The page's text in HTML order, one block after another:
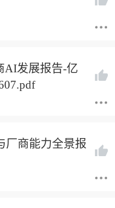
发展报告-亿
厂商能力全景报